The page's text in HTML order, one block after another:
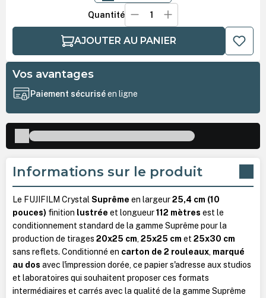
Quantité
AJOUTER AU PANIER
Vos avantages
Paiement sécuriséen ligne
Informations sur le produit
Le FUJIFILM Crystal Suprême en largeur25,4 cm (10
pouces) finition lustrée et longueur112 mètres est le
conditionnement standard de la gamme Suprême pour la
production de tirages 20x25 cm, 25x25 cm et 25x30 cm
sans reflets. Conditionné en carton de 2 rouleaux, marqué
au dos avec l'impression dorée, ce papier s'adresse aux studios
et laboratoires qui souhaitent proposer ces formats
intermédiaires et carrés avec la qualité de la gamme Suprême